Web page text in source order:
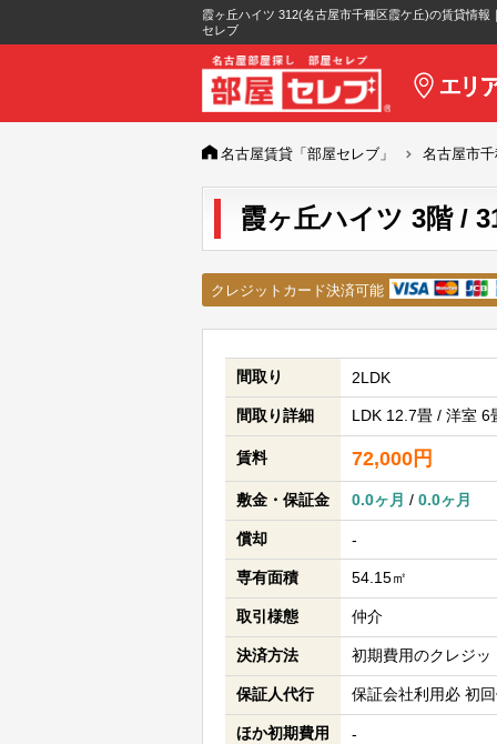
霞ヶ丘ハイツ 312(名古屋市千種区霞ケ丘)の賃貸情報
セレブ
名古屋賃貸「部屋セレブ」 名古屋市
霞ヶ丘ハイツ 3階 /
クレジットカード決済可能
間取り 2LDK
間取り詳細 LDK 12.7畳 / 洋室 6
賃料 72,000円
敷金・保証金 0.0ヶ月 / 0.0ヶ月
償却 -
専有面積 54.15㎡
取引様態 仲介
決済方法 初期費用のクレジッ
保証人代行 保証会社利用必 初
ほか初期費用 -